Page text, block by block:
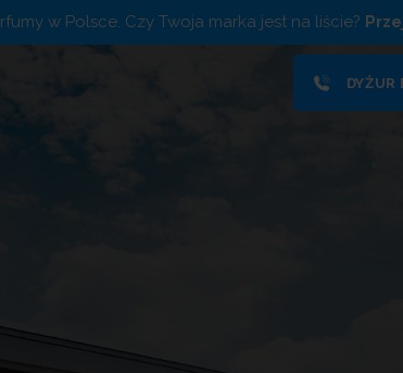
w Polsce. Czy Twoja marka jest na liście?
DYŻUR